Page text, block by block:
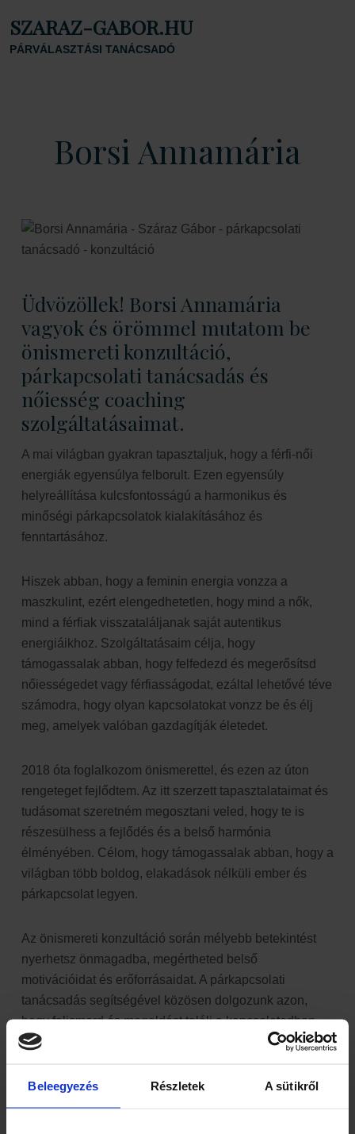
Beleegyezés Részletek A sütikről
SZARAZ-GABOR.HU
PÁRVÁLASZTÁSI TANÁCSADÓ
Borsi Annamária
Üdvözöllek! Borsi Annamária
vagyok és örömmel mutatom be
önismereti konzultáció,
párkapcsolati tanácsadás és
nőiesség coaching
szolgáltatásaimat.
A mai világban gyakran tapasztaljuk, hogy a férfi-női
energiák egyensúlya felborult. Ezen egyensúly
helyreállítása kulcsfontosságú a harmonikus és
minőségi párkapcsolatok kialakításához és
fenntartásához.
Hiszek abban, hogy a feminin energia vonzza a
maszkulint, ezért elengedhetetlen, hogy mind a nők,
mind a férfiak visszataláljanak saját autentikus
energiáikhoz. Szolgáltatásaim célja, hogy
támogassalak abban, hogy felfedezd és megerősítsd
nőiességedet vagy férfiasságodat, ezáltal lehetővé téve
számodra, hogy olyan kapcsolatokat vonzz be és élj
meg, amelyek valóban gazdagítják életedet.
2018 óta foglalkozom önismerettel, és ezen az úton
rengeteget fejlődtem. Az itt szerzett tapasztalataimat és
tudásomat szeretném megosztani veled, hogy te is
részesülhess a fejlődés és a belső harmónia
élményében. Célom, hogy támogassalak abban, hogy a
világban több boldog, elakadások nélküli ember és
párkapcsolat legyen.
Az önismereti konzultáció során mélyebb betekintést
nyerhetsz önmagadba, megértheted belső
motivációidat és erőforrásaidat. A párkapcsolati
tanácsadás segítségével közösen dolgozunk azon,
hogy felismerd és megoldást találj a kapcsolatodban
felmerülő kihívásokra. A nőiesség coaching során pedig
amelyek segítenek abban, hogy magabiztosan és